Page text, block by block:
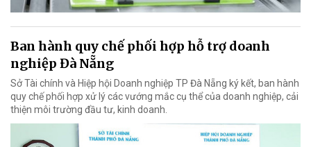
Ban hành quy chế phối hợp hỗ trợ doanh
nghiệp Đà Nẵng
Sở Tài chính và Hiệp hội Doanh nghiệp TP Đà Nẵng ký kết, ban hành
quy chế phối hợp xử lý các vướng mắc cụ thể của doanh nghiệp, cải
thiện môi trường đầu tư, kinh doanh.